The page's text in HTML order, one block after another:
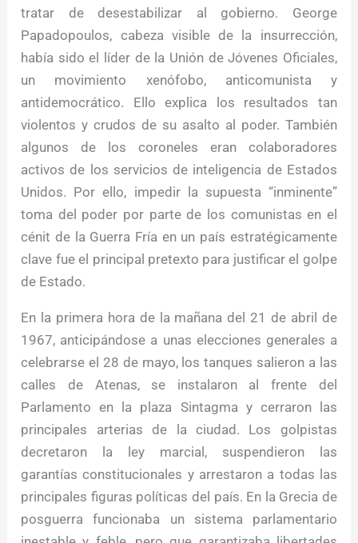
tratar de desestabilizar al gobierno. George
Papadopoulos, cabeza visible de la insurrección,
había sido el líder de la Unión de Jóvenes Oficiales,
un movimiento xenófobo, anticomunista y
antidemocrático. Ello explica los resultados tan
violentos y crudos de su asalto al poder. También
algunos de los coroneles eran colaboradores
activos de los servicios de inteligencia de Estados
Unidos. Por ello, impedir la supuesta “inminente”
toma del poder por parte de los comunistas en el
cénit de la Guerra Fría en un país estratégicamente
clave fue el principal pretexto para justificar el golpe
de Estado.
En la primera hora de la mañana del 21 de abril de
1967, anticipándose a unas elecciones generales a
celebrarse el 28 de mayo, los tanques salieron a las
calles de Atenas, se instalaron al frente del
Parlamento en la plaza Sintagma y cerraron las
principales arterias de la ciudad. Los golpistas
decretaron la ley marcial, suspendieron las
garantías constitucionales y arrestaron a todas las
principales figuras políticas del país. En la Grecia de
posguerra funcionaba un sistema parlamentario